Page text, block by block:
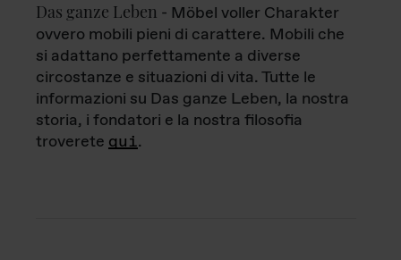
Das ganze Leben - Möbel voller Charakter
ovvero mobili pieni di carattere. Mobili che
si adattano perfettamente a diverse
circostanze e situazioni di vita. Tutte le
informazioni su Das ganze Leben, la nostra
storia, i fondatori e la nostra filosofia
troverete qui.